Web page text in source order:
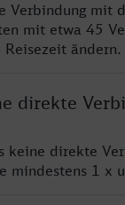
Verbindung mit
mit etwa 45
ändern.
direkte
keine direkte
mindestens 1 x